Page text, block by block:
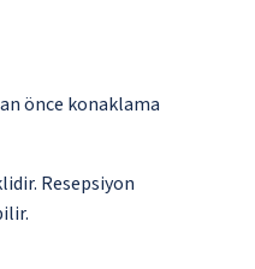
önce konaklama
Resepsiyon